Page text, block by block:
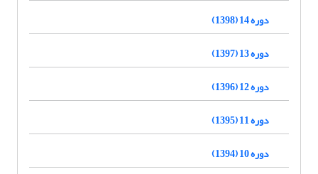
دوره 14 (1398)
دوره 13 (1397)
دوره 12 (1396)
دوره 11 (1395)
دوره 10 (1394)